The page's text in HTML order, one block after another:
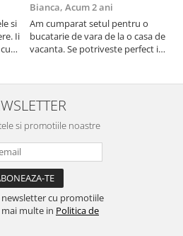
si
Ii
imi
!
Bianca, Acum 2 ani
Am cumparat setul pentru o
bucatarie de vara de la o casa de
vacanta. Se potriveste perfect in
buna, recomand cu drag !
si promotiile noastre
newsletter cu promotiile
multe in Politica de